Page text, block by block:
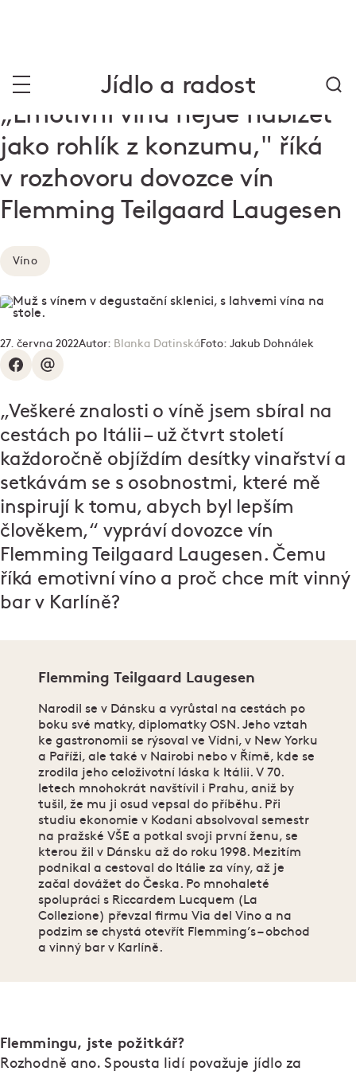
Jídlo a radost
„Emotivní vína nejde nabízet
jako rohlík z konzumu," říká
v rozhovoru dovozce vín
Flemming Teilgaard Laugesen
Víno
27. června 2022Autor: Blanka DatinskáFoto: Jakub Dohnálek
„Veškeré znalosti o víně jsem sbíral na
cestách po Itálii – už čtvrt století
každoročně objíždím desítky vinařství a
setkávám se s osobnostmi, které mě
inspirují k tomu, abych byl lepším
člověkem,“ vypráví dovozce vín
Flemming Teilgaard Laugesen. Čemu
říká emotivní víno a proč chce mít vinný
bar v Karlíně?
Flemming Teilgaard Laugesen
Narodil se v Dánsku a vyrůstal na cestách po
boku své matky, diplomatky OSN. Jeho vztah
ke gastronomii se rýsoval ve Vídni, v New Yorku
a Paříži, ale také v Nairobi nebo v Římě, kde se
zrodila jeho celoživotní láska k Itálii. V 70.
letech mnohokrát navštívil i Prahu, aniž by
tušil, že mu ji osud vepsal do příběhu. Při
studiu ekonomie v Kodani absolvoval semestr
na pražské VŠE a potkal svoji první ženu, se
kterou žil v Dánsku až do roku 1998. Mezitím
podnikal a cestoval do Itálie za víny, až je
začal dovážet do Česka. Po mnohaleté
spolupráci s Riccardem Lucquem (La
Collezione) převzal firmu Via del Vino a na
podzim se chystá otevřít Flemming’s – obchod
a vinný bar v Karlíně.
Flemmingu, jste požitkář?
Rozhodně ano. Spousta lidí považuje jídlo za